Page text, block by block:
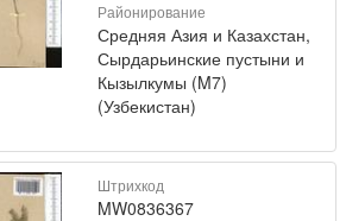
Районирование
Средняя Азия и Казахстан,
Сырдарьинские пустыни и
Кызылкумы (M7)
(Узбекистан)
Штрихкод
MW0836367